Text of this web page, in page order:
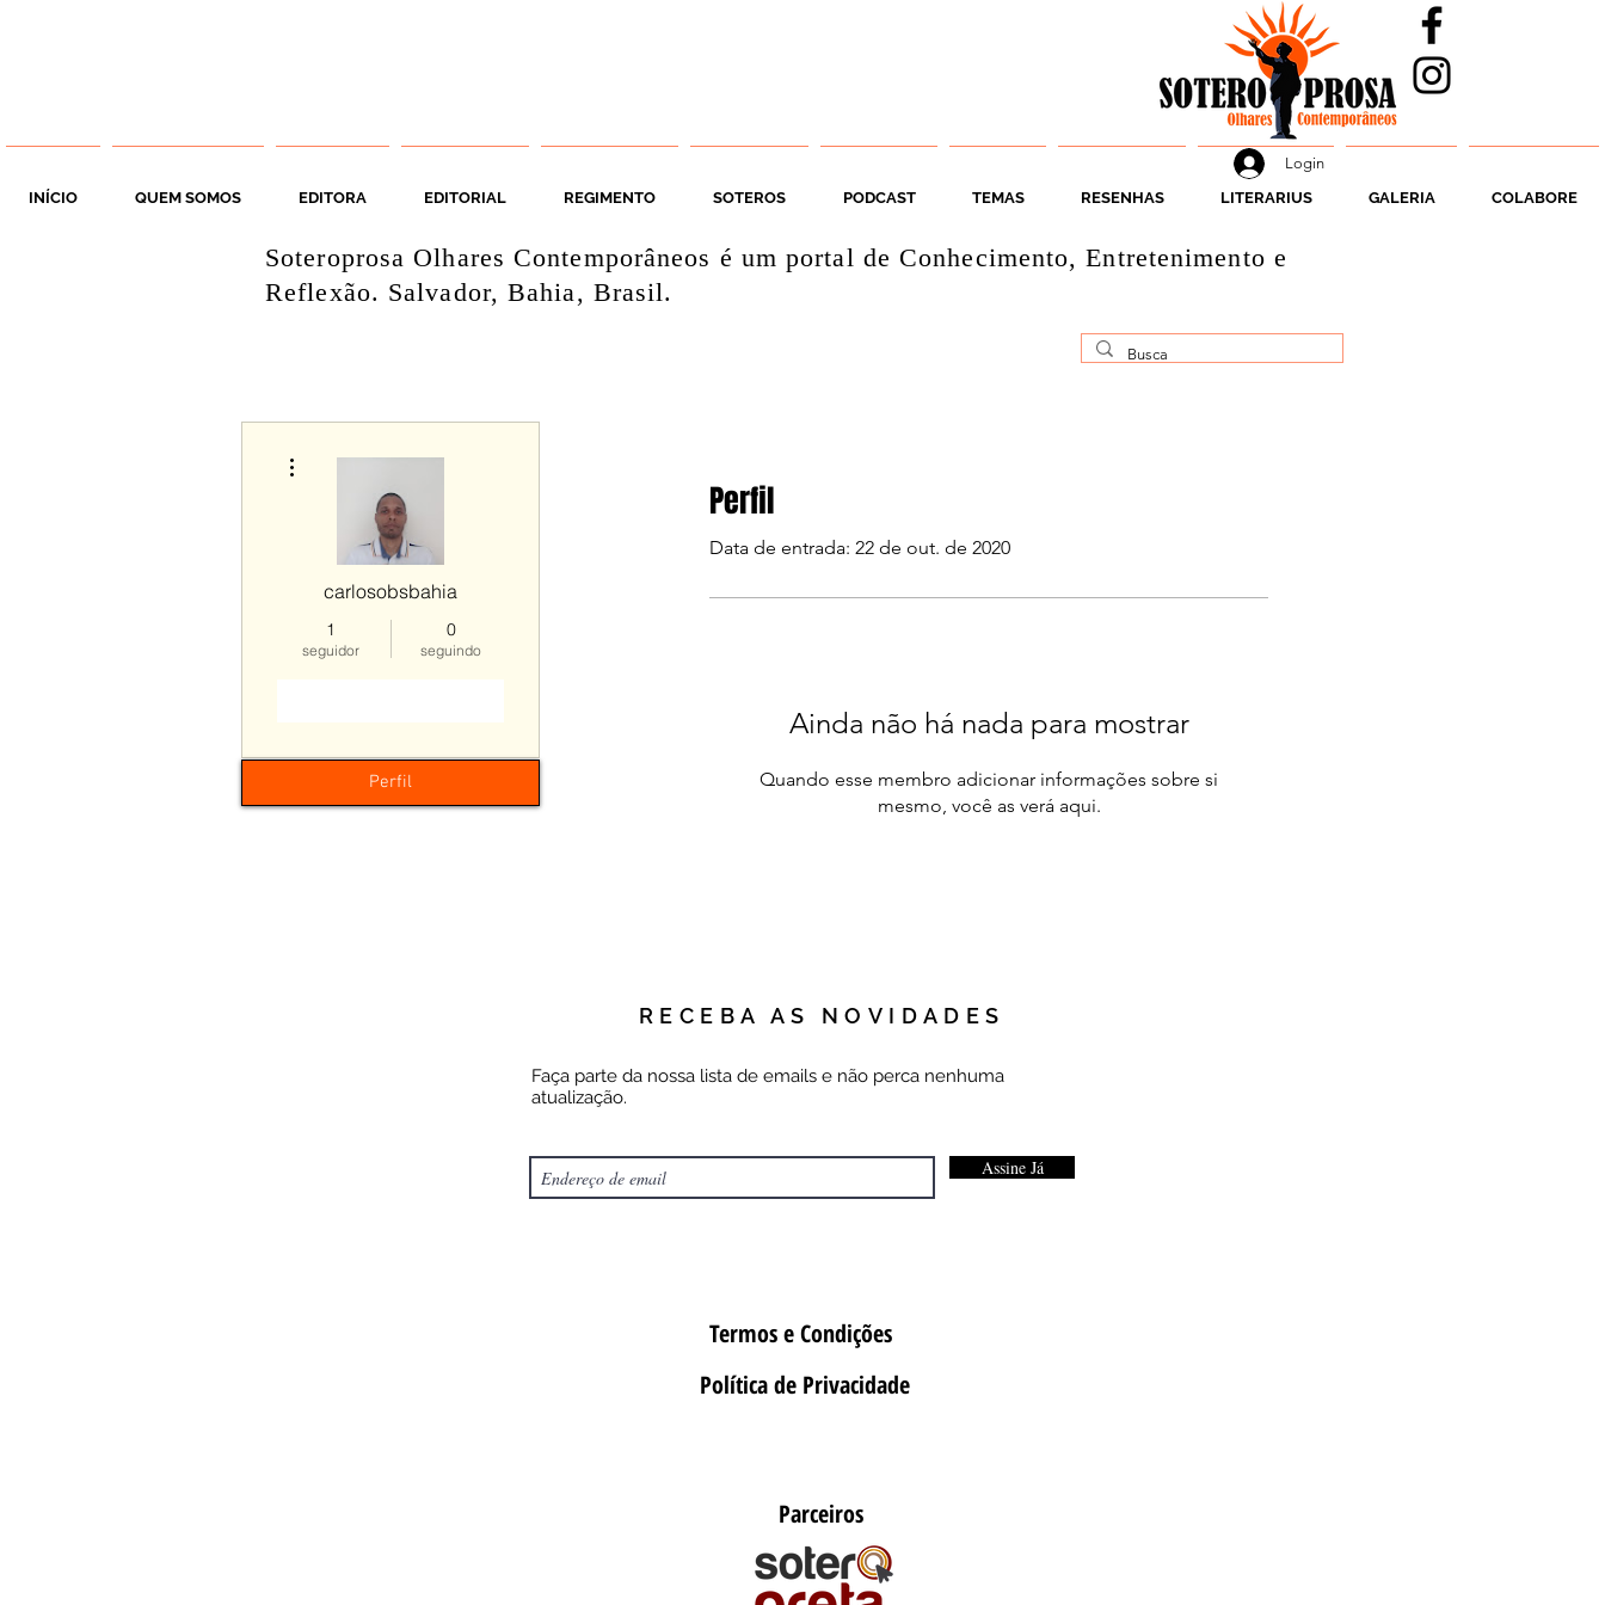
INÍCIO QUEM SOMOS EDITORA EDITORIAL REGIMENTO SOTEROS PODCAST TEMAS RESENHAS LITERARIUS GALERIA COLABORE
Login
Soteroprosa Olhares Contemporâneos é um portal de Conhecimento, Entretenimento e
Reflexão. Salvador, Bahia, Brasil.
Perfil
Data de entrada: 22 de out. de 2020
Ainda não há nada para mostrar
Quando esse membro adicionar informações sobre si
mesmo, você as verá aqui.
carlosobsbahia
1
seguidor
0
seguindo
Perfil
RECEBA AS NOVIDADES
Faça parte da nossa lista de emails e não perca nenhuma
atualização.
Assine Já
Termos e Condições
Política de Privacidade
Parceiros